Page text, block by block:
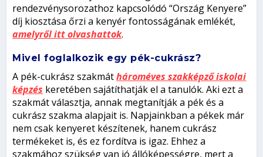
rendezvénysorozathoz kapcsolódó “Ország Kenyere”
díj kiosztása őrzi a kenyér fontosságának emlékét,
amelyről itt olvashattok.
Mivel foglalkozik egy pék-cukrász?
A pék-cukrász szakmáthároméves szakképző iskolai
képzés keretében sajátíthatják el a tanulók. Aki ezt a
szakmát választja, annak megtanítják a pék és a
cukrász szakma alapjait is. Napjainkban a pékek már
nem csak kenyeret készítenek, hanem cukrász
termékeket is, és ez fordítva is igaz. Ehhez a
szakmához szükség van jó állóképességre, mert a